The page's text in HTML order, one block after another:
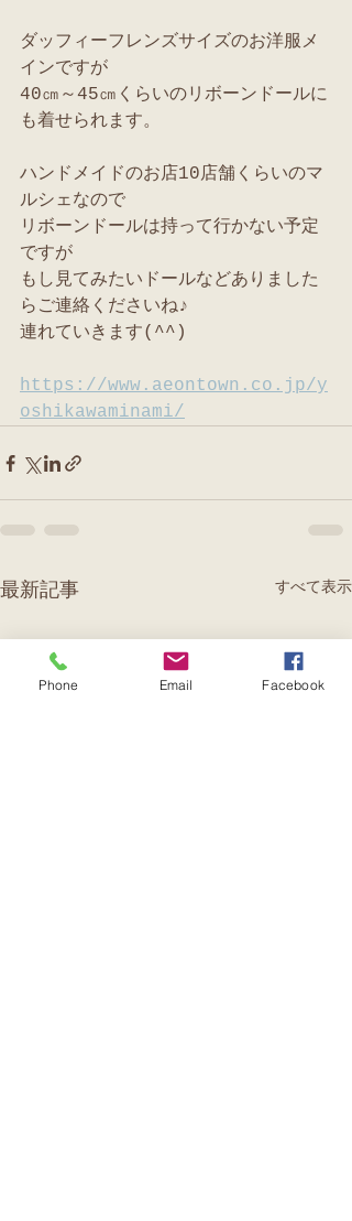
ダッフィーフレンズサイズのお洋服メ
インですが
40㎝～45㎝くらいのリボーンドールに
も着せられます。
ハンドメイドのお店10店舗くらいのマ
ルシェなので
リボーンドールは持って行かない予定
ですが
もし見てみたいドールなどありました
らご連絡くださいね♪
連れていきます(^^)
https://www.aeontown.co.jp/y
oshikawaminami/
最新記事 すべて表示
Phone Email Facebook